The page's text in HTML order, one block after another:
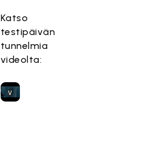
Katso
testipäivän
tunnelmia
videolta:
s
k
a
s
v